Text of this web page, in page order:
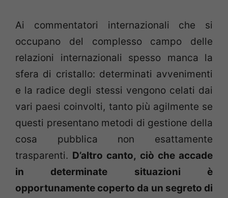
Ai commentatori internazionali che si
occupano del complesso campo delle
relazioni internazionali spesso manca la
sfera di cristallo: determinati avvenimenti
e la radice degli stessi vengono celati dai
vari paesi coinvolti, tanto più agilmente se
questi presentano metodi di gestione della
cosa pubblica non esattamente
trasparenti. D’altro canto, ciò che accade
in determinate situazioni è
opportunamente coperto da un segreto di